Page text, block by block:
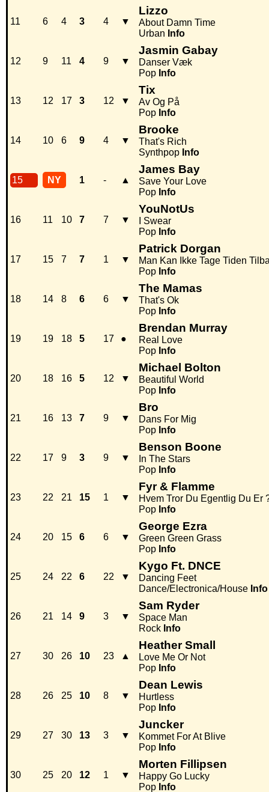
11 6 4 3 4 ▼
Lizzo
About Damn Time
Urban Info
12 9 11 4 9 ▼
Jasmin Gabay
Danser Væk
Pop Info
13 12 17 3 12 ▼
Tix
Av Og På
Pop Info
14 10 6 9 4 ▼
Brooke
That's Rich
Synthpop Info
15 NY 1 - ▲
James Bay
Save Your Love
Pop Info
16 11 10 7 7 ▼
YouNotUs
I Swear
Pop Info
17 15 7 7 1 ▼
Patrick Dorgan
Man Kan Ikke Tage Tiden
Pop Info
18 14 8 6 6 ▼
The Mamas
That's Ok
Pop Info
19 19 18 5 17 ●
Brendan Murray
Real Love
Pop Info
20 18 16 5 12 ▼
Michael Bolton
Beautiful World
Pop Info
21 16 13 7 9 ▼
Bro
Dans For Mig
Pop Info
22 17 9 3 9 ▼
Benson Boone
In The Stars
Pop Info
23 22 21 15 1 ▼
Fyr & Flamme
Hvem Tror Du Egentlig Du Er
Pop Info
24 20 15 6 6 ▼
George Ezra
Green Green Grass
Pop Info
25 24 22 6 22 ▼
Kygo Ft. DNCE
Dancing Feet
Dance/Electronica/House Info
26 21 14 9 3 ▼
Sam Ryder
Space Man
Rock Info
27 30 26 10 23 ▲
Heather Small
Love Me Or Not
Pop Info
28 26 25 10 8 ▼
Dean Lewis
Hurtless
Pop Info
29 27 30 13 3 ▼
Juncker
Kommet For At Blive
Pop Info
30 25 20 12 1 ▼
Morten Fillipsen
Happy Go Lucky
Pop Info